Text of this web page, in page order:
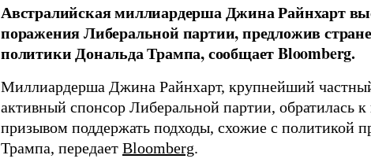
Австралийская миллиардерша Джина Райнхарт
поражения Либеральной партии, предложив
политики Дональда Трампа, сообщает Bloomberg.
Миллиардерша Джина Райнхарт, крупнейший
активный спонсор Либеральной партии, обратилась
призывом поддержать подходы, схожие с политикой
Трампа, передает Bloomberg.